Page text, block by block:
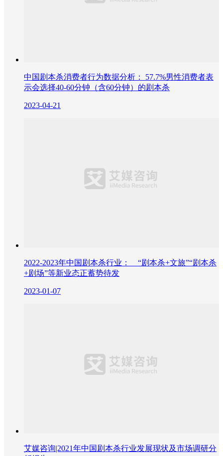
中国剧本杀消费者行为数据分析： 57.7%男性消费者表
示会选择40-60分钟（含60分钟）的剧本杀
2023-04-21
2022-2023年中国剧本杀行业： “剧本杀+文旅”“剧本杀
+剧场”等新业态正蓄势待发
2023-01-07
艾媒咨询|2021年中国剧本杀行业发展现状及市场调研分